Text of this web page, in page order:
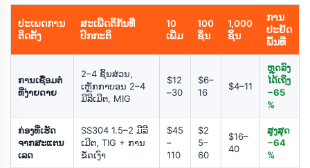
ປະເພດການ
ຕິດຕັ້ງ
ສະເພີດຕິກັນທີ່
ປົກກະຕິ
10
ເພີ່ມ
100
ຊິ່ນ
1,000
ຊິ້ນ
ການ
ປະຢັດ
ພື້ນທີ່
ການເຊື່ອມຕໍ່
ທີ່ງ່າຍດາຍ
2–4 ຊິ້ນສ່ວນ,
ເຫຼັກກາບອນ 2–4
ມີລີເມີຕ, MIG
$12
–30
$6–
16
$4–11
ຫຼຸດລົງ
ໄດ້ເຖິງ
−65
%
ກ່ອງທີ່ເຮັດ
ຈາກສະແຕນ
ເລດ
SS304 1.5–2 ມີລີ
ເມີຕ, TIG + ການ
ຂັດເງົາ
$45
–
110
$2
5–
60
$16–
40
ສູງສຸດ
−64
%